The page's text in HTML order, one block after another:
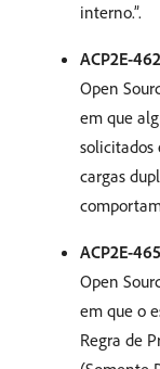
interno.”.
ACP2E-
Open
em que
solicitados
cargas
ACP2E-
Open
em que o
Regra de